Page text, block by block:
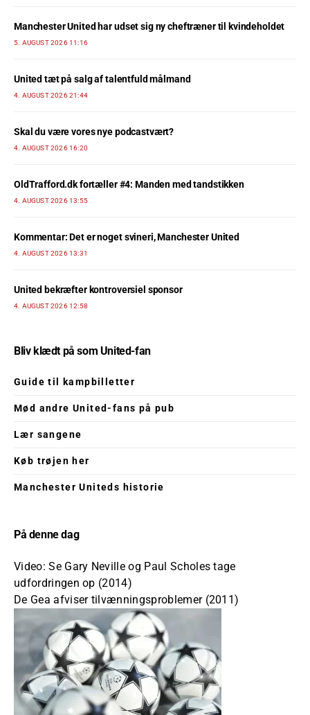
Manchester United har udset sig ny cheftræner til kvindeholdet
5. AUGUST 2026 11:16
United tæt på salg af talentfuld målmand
4. AUGUST 2026 21:44
Skal du være vores nye podcastvært?
4. AUGUST 2026 16:20
OldTrafford.dk fortæller #4: Manden med tandstikken
4. AUGUST 2026 13:55
Kommentar: Det er noget svineri, Manchester United
4. AUGUST 2026 13:31
United bekræfter kontroversiel sponsor
4. AUGUST 2026 12:58
Bliv klædt på som United-fan
Guide til kampbilletter
Mød andre United-fans på pub
Lær sangene
Køb trøjen her
Manchester Uniteds historie
På denne dag
Video: Se Gary Neville og Paul Scholes tage
udfordringen op (2014)
De Gea afviser tilvænningsproblemer (2011)